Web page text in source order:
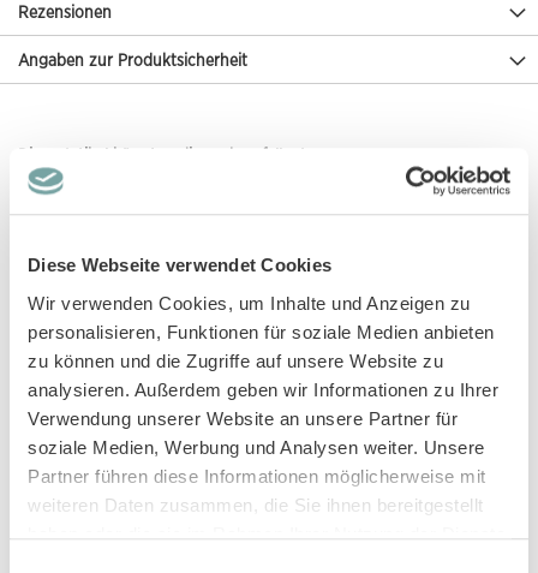
Diese Webseite verwendet Cookies
Wir verwenden Cookies, um Inhalte und Anzeigen zu
personalisieren, Funktionen für soziale Medien anbieten
zu können und die Zugriffe auf unsere Website zu
analysieren. Außerdem geben wir Informationen zu Ihrer
Verwendung unserer Website an unsere Partner für
soziale Medien, Werbung und Analysen weiter. Unsere
Partner führen diese Informationen möglicherweise mit
weiteren Daten zusammen, die Sie ihnen bereitgestellt
Rezensionen
Angaben zur Produktsicherheit
Baby Overall blau-weiß geringelt,
Modell MARIS
16,95 €
Baby T-Shirt mit Schildkröten-
Druck, Modell EKI
8,95 €